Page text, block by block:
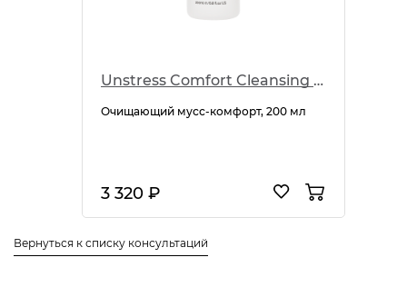
Unstress Comfort Cleansing Mousse
Очищающий мусс-комфорт, 200 мл
3 320 ₽
Вернуться к списку консультаций